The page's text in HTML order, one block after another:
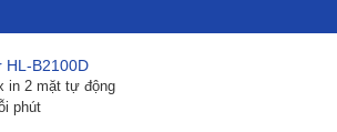
HL-B2100D
in 2 mặt tự động
phút